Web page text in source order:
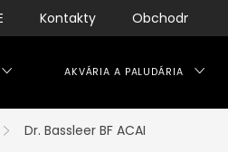
Kontakty Obchodní
AKVÁRIA A PALUDÁRIA
Dr. Bassleer BF ACAI